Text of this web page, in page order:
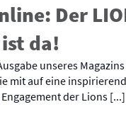
Der
da!
unseres
mit auf eine
der Lions [...]